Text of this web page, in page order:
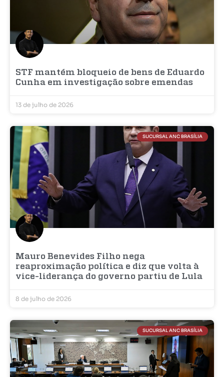
STF mantém bloqueio de bens de Eduardo
Cunha em investigação sobre emendas
13 de julho de 2026
SUCURSAL ANC BRASÍLIA
Mauro Benevides Filho nega
reaproximação política e diz que volta à
vice-liderança do governo partiu de Lula
8 de julho de 2026
SUCURSAL ANC BRASÍLIA